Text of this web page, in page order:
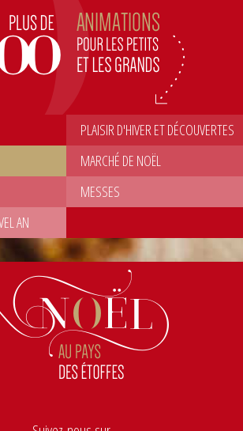
PLAISIR D'HIVER ET DÉCOUVERTES
MARCHÉ DE NOËL
MESSES
AN